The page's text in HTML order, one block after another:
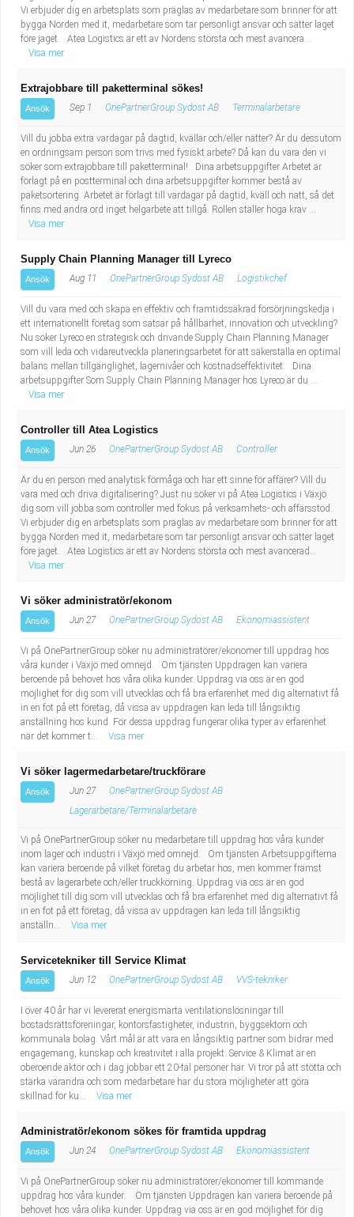
Vi erbjuder dig en arbetsplats som präglas av medarbetare som brinner för att
bygga Norden med it, medarbetare som tar personligt ansvar och sätter laget
före jaget. Atea Logistics är ett av Nordens största och mest avancera...
Visa mer
Extrajobbare till paketterminal sökes!
Ansök Sep 1 OnePartnerGroup Sydost AB Terminalarbetare
Vill du jobba extra vardagar på dagtid, kvällar och/eller nätter? Är du dessutom
en ordningsam person som trivs med fysiskt arbete? Då kan du vara den vi
söker som extrajobbare till paketterminal! Dina arbetsuppgifter Arbetet är
förlagt på en postterminal och dina arbetsuppgifter kommer bestå av
paketsortering. Arbetet är förlagt till vardagar på dagtid, kväll och natt, så det
finns med andra ord inget helgarbete att tillgå. Rollen ställer höga krav ...
Visa mer
Supply Chain Planning Manager till Lyreco
Ansök Aug 11 OnePartnerGroup Sydost AB Logistikchef
Vill du vara med och skapa en effektiv och framtidssäkrad försörjningskedja i
ett internationellt företag som satsar på hållbarhet, innovation och utveckling?
Nu söker Lyreco en strategisk och drivande Supply Chain Planning Manager
som vill leda och vidareutveckla planeringsarbetet för att säkerställa en optimal
balans mellan tillgänglighet, lagernivåer och kostnadseffektivitet. Dina
arbetsuppgifter Som Supply Chain Planning Manager hos Lyreco är du ...
Visa mer
Controller till Atea Logistics
Ansök Jun 26 OnePartnerGroup Sydost AB Controller
Är du en person med analytisk förmåga och har ett sinne för affärer? Vill du
vara med och driva digitalisering? Just nu söker vi på Atea Logistics i Växjö
dig som vill jobba som controller med fokus på verksamhets- och affärsstöd.
Vi erbjuder dig en arbetsplats som präglas av medarbetare som brinner för att
bygga Norden med it, medarbetare som tar personligt ansvar och sätter laget
före jaget. Atea Logistics är ett av Nordens största och mest avancerad...
Visa mer
Vi söker administratör/ekonom
Ansök Jun 27 OnePartnerGroup Sydost AB Ekonomiassistent
Vi på OnePartnerGroup söker nu administratörer/ekonomer till uppdrag hos
våra kunder i Växjö med omnejd. Om tjänsten Uppdragen kan variera
beroende på behovet hos våra olika kunder. Uppdrag via oss är en god
möjlighet för dig som vill utvecklas och få bra erfarenhet med dig alternativt få
in en fot på ett företag, då vissa av uppdragen kan leda till långsiktig
anställning hos kund. För dessa uppdrag fungerar olika typer av erfarenhet
när det kommer t...
Visa mer
Vi söker lagermedarbetare/truckförare
Ansök Jun 27
OnePartnerGroup Sydost AB
Lagerarbetare/Terminalarbetare
Vi på OnePartnerGroup söker nu medarbetare till uppdrag hos våra kunder
inom lager och industri i Växjö med omnejd. Om tjänsten Arbetsuppgifterna
kan variera beroende på vilket företag du arbetar hos, men kommer främst
bestå av lagerarbete och/eller truckkörning. Uppdrag via oss är en god
möjlighet till dig som vill utvecklas och få bra erfarenhet med dig alternativt få
in en fot på ett företag, då vissa av uppdragen kan leda till långsiktig
anställn...
Visa mer
Servicetekniker till Service Klimat
Ansök Jun 12 OnePartnerGroup Sydost AB VVS-tekniker
I över 40 år har vi levererat energismarta ventilationslösningar till
bostadsrättsföreningar, kontorsfastigheter, industrin, byggsektorn och
kommunala bolag. Vårt mål är att vara en långsiktig partner som bidrar med
engagemang, kunskap och kreativitet i alla projekt. Service & Klimat är en
oberoende aktör och i dag jobbar ett 20-tal personer här. Vi tror på att stötta och
stärka varandra och som medarbetare har du stora möjligheter att göra
skillnad för ku...
Visa mer
Administratör/ekonom sökes för framtida uppdrag
Ansök Jun 24 OnePartnerGroup Sydost AB Ekonomiassistent
Vi på OnePartnerGroup söker nu administratörer/ekonomer till kommande
uppdrag hos våra kunder. Om tjänsten Uppdragen kan variera beroende på
behovet hos våra olika kunder. Uppdrag via oss är en god möjlighet för dig